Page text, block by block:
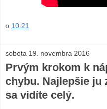
o 10:21
sobota 19. novembra 2016
Prvým krokom k
chybu. Najlepšie ju
sa vidíte celý.